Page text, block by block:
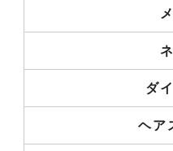
ダ
ヘア